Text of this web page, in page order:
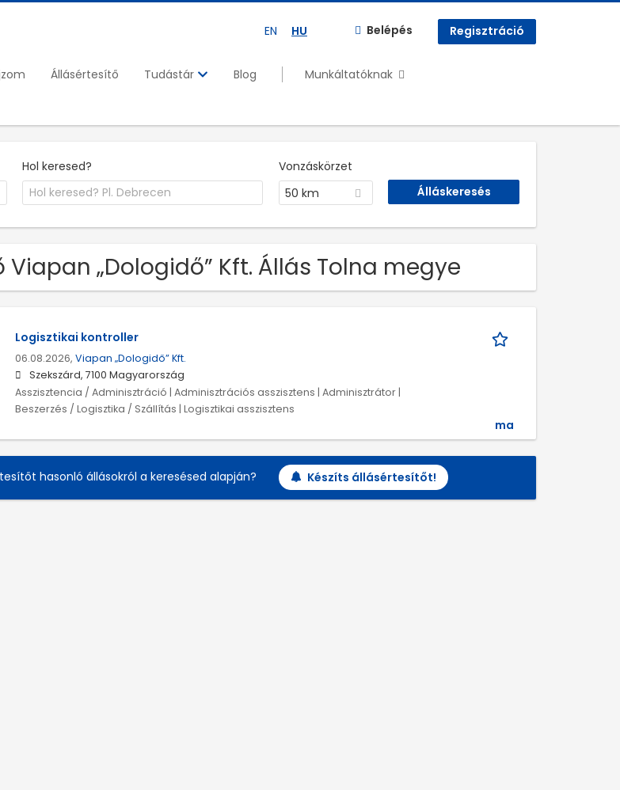
EN HU Belépés Regisztráció
Állásértesítő Tudástár Blog
Munkáltatóknak
Hol keresed?
Vonzáskörzet
50 km
Viapan „Dologidő” Kft. Állás Tolna megye
Logisztikai kontroller
06.08.2026, Viapan „Dologidő” Kft.
Szekszárd, 7100 Magyarország
Asszisztencia / Adminisztráció | Adminisztrációs asszisztens | Adminisztrátor |
Beszerzés / Logisztika / Szállítás | Logisztikai asszisztens
ma
hasonló állásokról a keresésed alapján? Készíts állásértesítőt!